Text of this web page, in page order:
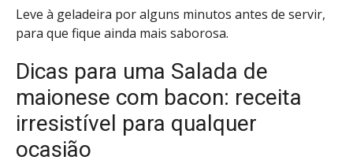
Leve à geladeira por alguns minutos antes de servir,
para que fique ainda mais saborosa.
Dicas para uma Salada de
maionese com bacon: receita
irresistível para qualquer
ocasião